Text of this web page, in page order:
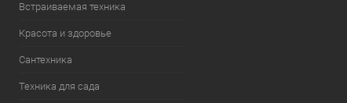
Встраиваемая техника
Красота и здоровье
Сантехника
Техника для сада